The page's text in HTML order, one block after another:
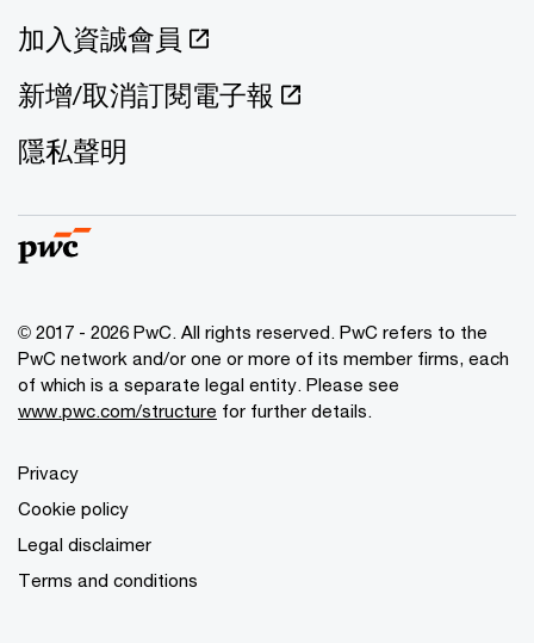
加入資誠會員
新增/取消訂閱電子報
隱私聲明
© 2017 - 2026 PwC. All rights reserved. PwC refers to the
PwC network and/or one or more of its member firms, each
of which is a separate legal entity. Please see
www.pwc.com/structure for further details.
Privacy
Cookie policy
Legal disclaimer
Terms and conditions